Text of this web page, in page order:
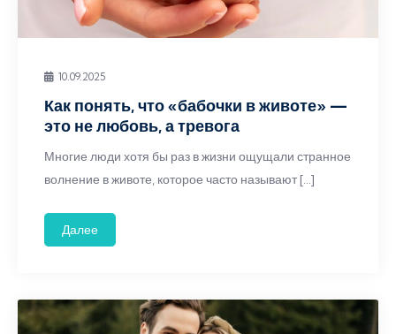
10.09.2025
Как понять, что «бабочки в животе» —
это не любовь, а тревога
Многие люди хотя бы раз в жизни ощущали странное
волнение в животе, которое часто называют […]
Далее